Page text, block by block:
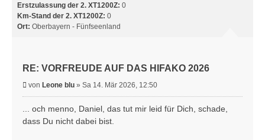
Erstzulassung der 2. XT1200Z: 0
Km-Stand der 2. XT1200Z: 0
Ort: Oberbayern - Fünfseenland
RE: VORFREUDE AUF DAS HIFAKO 2026
B
e
r
von Leone blu » Sa 14. Mär 2026, 12:50
... och menno, Daniel, das tut mir leid für Dich, schade,
dass Du nicht dabei bist.